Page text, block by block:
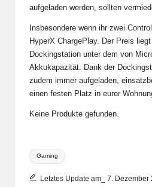
aufgeladen werden, sollten
Insbesondere wenn ihr zwei
HyperX ChargePlay. Der Preis
Dockingstation unter dem von
Akkukapazität. Dank der
zudem immer aufgeladen,
einen festen Platz in eurer
Keine Produkte gefunden.
Tags:
Gaming
Letztes Update am_ 7. Dezember